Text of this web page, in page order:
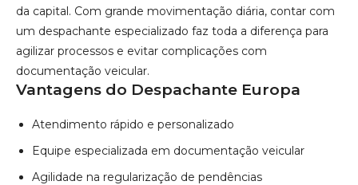
da capital. Com grande movimentação diária, contar com
um despachante especializado faz toda a diferença para
agilizar processos e evitar complicações com
documentação veicular.
Vantagens do Despachante Europa
Atendimento rápido e personalizado
Equipe especializada em documentação veicular
Agilidade na regularização de pendências